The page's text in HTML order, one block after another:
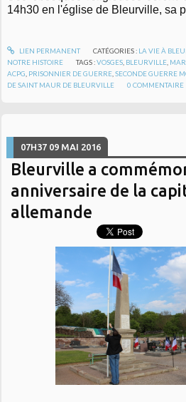
14h30 en l'église de Bleurville, sa
LIEN PERMANENT CATÉGORIES : LA VIE À
NOTRE HISTOIRE
TAGS :VOSGES BLEURVILLE
ACPG PRISONNIER DE GUERRE ,SECONDE GUERRE
DE SAINT MAUR DE BLEURVILLE
0 COMMENTAIRE
07H37 09 MAI 2016
Bleurville a
anniversaire de la
allemande